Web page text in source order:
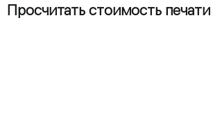
Просчитать стоимость печати